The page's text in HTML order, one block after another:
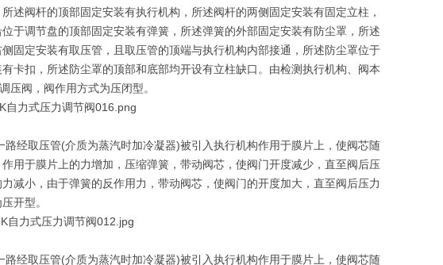
述阀杆的顶部固定安装有执行机构，所述阀杆的两侧固定安装有固定立柱，
于调节盘的顶部固定安装有弹簧，所述弹簧的外部固定安装有防尘罩，所述
固定安装有取压管，且取压管的顶端与执行机构内部接通，所述防尘罩位于
卡扣，所述防尘罩的顶部和底部均开设有立柱缺口。 由检测执行机构、阀本
压阀，阀作用方式为压闭型。
取压管(介质为蒸汽时加冷凝器)被引入执行机构作用于膜片上，使阀芯随
用于膜片上的力增加，压缩弹簧，带动阀芯，使阀门开度减少，直至阀后压
减小，由于弹簧的反作用力，带动阀芯，使阀门的开度加大，直至阀后压力
开型。
取压管(介质为蒸汽时加冷凝器)被引入执行机构作用于膜片上，使阀芯随